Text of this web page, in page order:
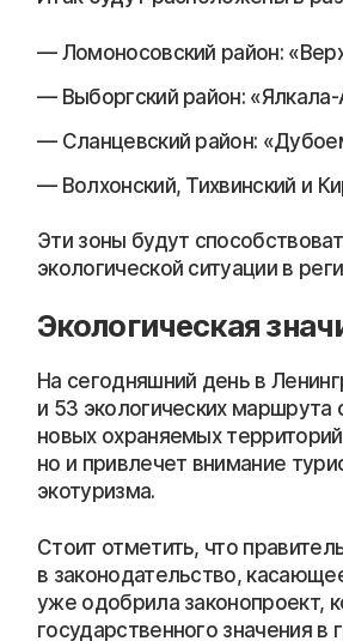
Ломоносовский район:
Выборгский район:
Сланцевский район:
Волхонский, Тихвинский и
Эти зоны будут
экологической ситуации в
Экологическая
На сегодняшний день в
и 53 экологических
новых охраняемых
но и привлечет внимание
экотуризма.
Стоит отметить, что
в законодательство,
уже одобрила законопроект,
государственного значения